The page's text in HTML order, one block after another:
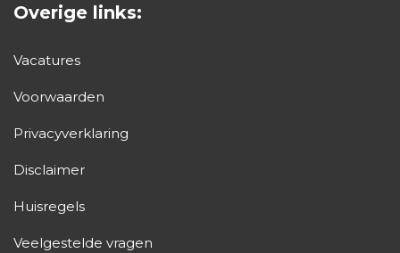
Overige links:
Vacatures
Voorwaarden
Privacyverklaring
Disclaimer
Huisregels
Veelgestelde vragen